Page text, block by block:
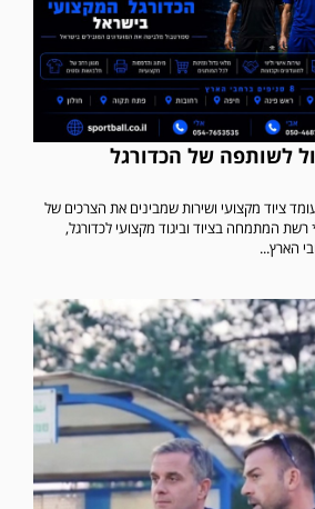
לשותפה של הכדורגל
ציוד מקצועי ושירות שמבינים את הצרכים של
המתמחה בציוד וביגוד מקצועי לכדורגל,